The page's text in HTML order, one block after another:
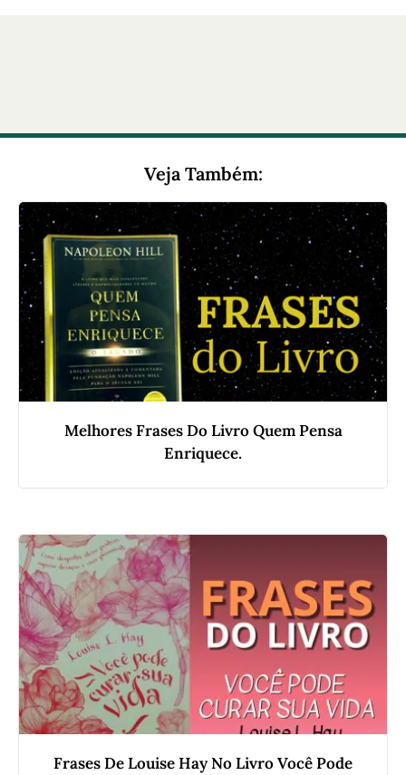
Veja Também:
Melhores Frases Do Livro Quem Pensa
Enriquece.
Frases De Louise Hay No Livro Você Pode